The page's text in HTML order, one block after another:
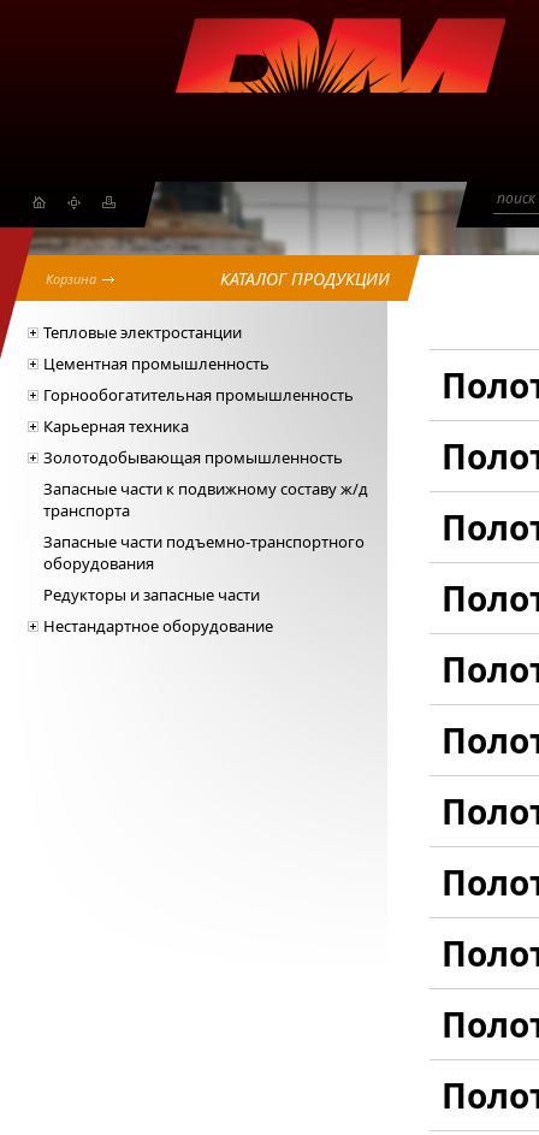
КАТАЛОГ ПРОДУКЦИИ
Корзина
Тепловые электростанции
Цементная промышленность
Горнообогатительная промышленность
Карьерная техника
Золотодобывающая промышленность
Запасные части к подвижному составу ж/д
транспорта
Запасные части подъемно-транспортного
оборудования
Редукторы и запасные части
Нестандартное оборудование